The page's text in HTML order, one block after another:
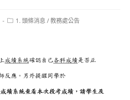
Post1. 頭條消息 /教務處公告